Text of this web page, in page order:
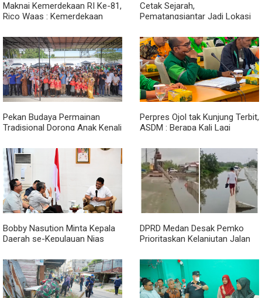
Maknai Kemerdekaan RI Ke-81,
Rico Waas : Kemerdekaan
Lewat Peningkatan Pelayanan
Primer
Cetak Sejarah,
Pematangsiantar Jadi Lokasi
2026
Pekan Budaya Permainan
Tradisional Dorong Anak Kenali
Ketergantungan Gadget
Perpres Ojol tak Kunjung Terbit,
ASDM : Berapa Kali Lagi
Janji?
Bobby Nasution Minta Kepala
Daerah se-Kepulauan Nias
DPRD Medan Desak Pemko
Prioritaskan Kelanjutan Jalan
Mangkrak